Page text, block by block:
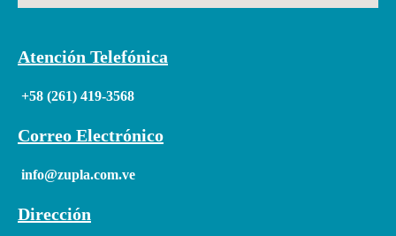
Atención Telefónica
+58 (261) 419-3568
Correo Electrónico
info@zupla.com.ve
Dirección